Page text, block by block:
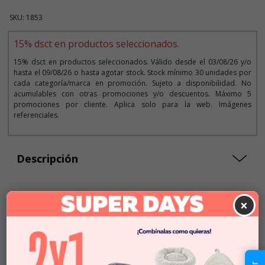
SKU: 1853
15% dsct en productos seleccionados.
15% dsct en productos seleccionados. Válido desde el 03/08/26 y/o
hasta el 09/08/26 o hasta agotar stock. Stock mínimo 30 unidades por
cada categoría/marca en promoción. Sujeto a disponibilidad. No
acumulables con otras promociones y/o descuentos. Máximo 5
promociones por cliente. Aplica solo para la web. Imágenes
referenciales.
Descripción
Seleccionar Peso
15 KG
$4419
$77.990 $66.291
×